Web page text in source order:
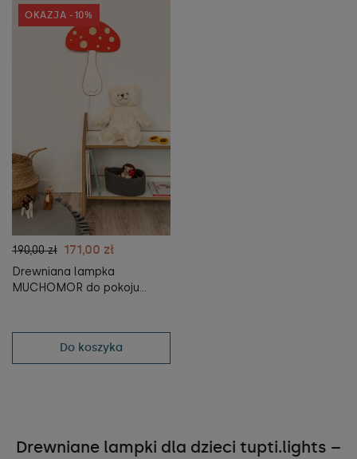
190,00 zł 171,00 zł
Drewniana lampka
MUCHOMOR do pokoju
Do koszyka
OKAZJA -10%
Drewniane lampki dla dzieci tupti.lights –